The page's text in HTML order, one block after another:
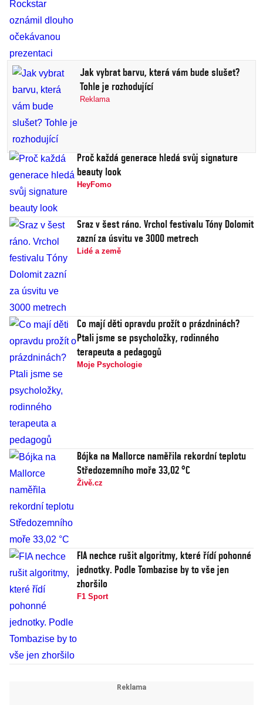
Jak vybrat barvu, která vám bude slušet?
Tohle je rozhodující
Reklama
Proč každá generace hledá svůj signature
beauty look
HeyFomo
Sraz v šest ráno. Vrchol festivalu Tóny Dolomit
zazní za úsvitu ve 3000 metrech
Lidé a země
Co mají děti opravdu prožít o prázdninách?
Ptali jsme se psycholožky, rodinného
terapeuta a pedagogů
Moje Psychologie
Bójka na Mallorce naměřila rekordní teplotu
Středozemního moře 33,02 °C
Živě.cz
FIA nechce rušit algoritmy, které řídí pohonné
jednotky. Podle Tombazise by to vše jen
zhoršilo
F1 Sport